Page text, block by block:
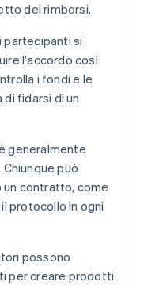
dei rimborsi.
i partecipanti si
l'accordo così
i fondi e le
fidarsi di un
generalmente
può
contratto, come
protocollo in ogni
possono
per creare prodotti